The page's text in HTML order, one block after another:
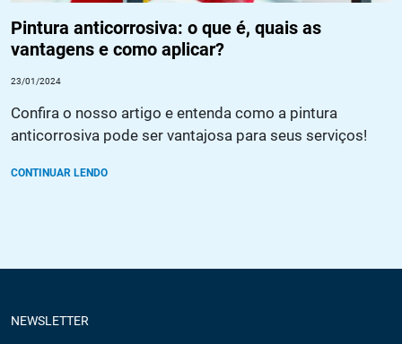
Pintura anticorrosiva: o que é, quais as
vantagens e como aplicar?
23/01/2024
Confira o nosso artigo e entenda como a pintura
anticorrosiva pode ser vantajosa para seus serviços!
CONTINUAR LENDO
NEWSLETTER